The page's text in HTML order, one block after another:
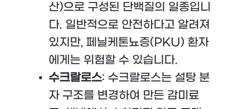
산)으로 구성된 단백질의 일종입니
다. 일반적으로 안전하다고 알려져
있지만, 페닐케톤뇨증(PKU) 환자
에게는 위험할 수 있습니다.
수크랄로스: 수크랄로스는 설탕 분
자 구조를 변경하여 만든 감미료